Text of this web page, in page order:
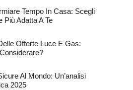
Tempo In Casa: Scegli
Più Adatta A Te
Offerte Luce E Gas:
Al Mondo: Un’analisi
2025